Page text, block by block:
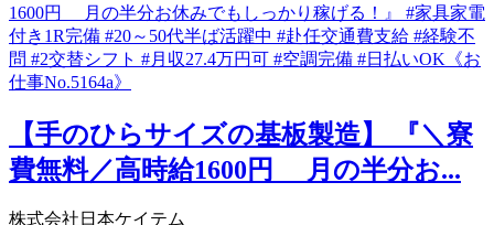
【手のひらサイズの基板製造】 『＼寮
費無料／高時給1600円 月の半分お...
株式会社日本ケイテム